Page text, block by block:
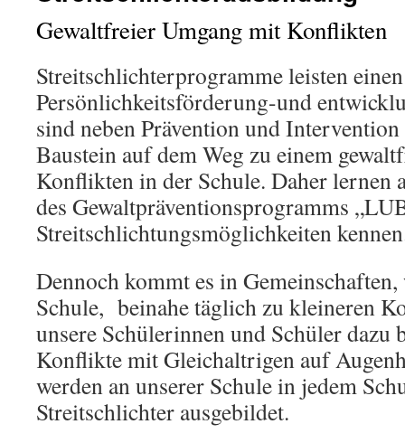
Gewaltfreier Umgang mit Konflikten
Streitschlichterprogramme leisten
Persönlichkeitsförderung-und
sind neben Prävention und
Baustein auf dem Weg zu einem
Konflikten in der Schule. Daher lernen
des Gewaltpräventionsprogramms
Streitschlichtungsmöglichkeiten
Dennoch kommt es in
Schule, beinahe täglich zu kleineren
unsere Schülerinnen und Schüler dazu
Konflikte mit Gleichaltrigen auf
werden an unserer Schule in jedem
Streitschlichter ausgebildet.